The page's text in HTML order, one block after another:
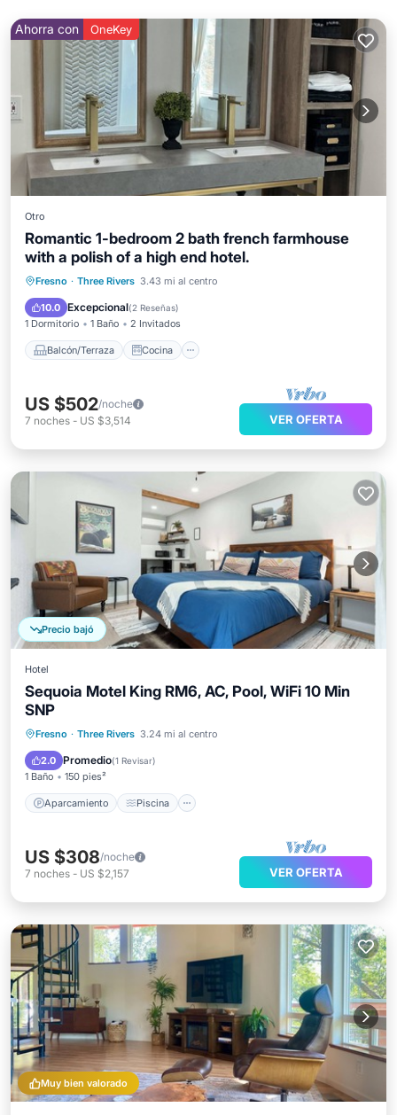
Ahorra con OneKey
Otro
Romantic 1-bedroom 2 bath french farmhouse
with a polish of a high end hotel.
Fresno · Three Rivers 3.43 mi al centro
10.0 Excepcional(2 Reseñas)
1 Dormitorio 1 Baño 2 Invitados
Balcón/Terraza Cocina
Balcón/Terraza
Cocina
Aire acondicionado
US $502/noche
7 noches - US $3,514 VER OFERTA
Precio bajó
Hotel
Sequoia Motel King RM6, AC, Pool, WiFi 10 Min
SNP
Fresno · Three Rivers 3.24 mi al centro
2.0 Promedio(1 Revisar)
1 Baño 150 pies²
Aparcamiento Piscina
Aparcamiento
Piscina
Balcón/Terraza
US $308/noche
7 noches - US $2,157 VER OFERTA
Muy bien valorado